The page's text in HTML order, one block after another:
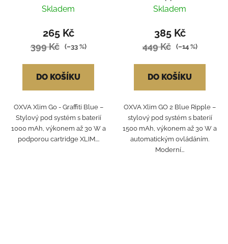
Skladem
265 Kč
399 Kč (–33 %)
DO KOŠÍKU
OXVA Xlim Go - Graffiti Blue –
Stylový pod systém s baterií
1000 mAh, výkonem až 30 W a
podporou cartridge XLIM....
Skladem
385 Kč
449 Kč (–14 %)
DO KOŠÍKU
OXVA Xlim GO 2 Blue Ripple –
stylový pod systém s baterií
1500 mAh, výkonem až 30 W a
automatickým ovládáním.
Moderní...